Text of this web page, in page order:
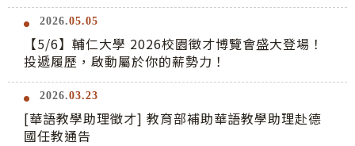
2026.05.05
【5/6】輔仁大學 2026校園徵才博覽會盛大登場！
投遞履歷，啟動屬於你的薪勢力！
2026.03.23
[華語教學助理徵才] 教育部補助華語教學助理赴德
國任教通告